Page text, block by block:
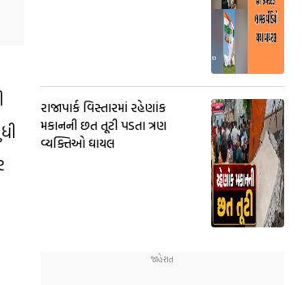
રાજાપાર્ક વિસ્તારમાં રહેણાંક
મકાનની છત તૂટી પડતા ત્રણ
વ્યક્તિઓ ઘાયલ